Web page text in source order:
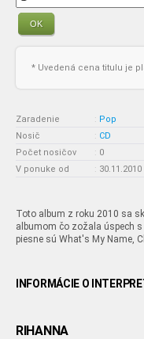
OK
* Uvedená cena titulu je
Zaradenie : Pop
Nosič
: CD
Počet nosičov
: 0
V ponuke od
: 30.11.2010
Toto album z roku 2010 sa
albumom čo zožala úspech
piesne sú What's My Name,
INFORMÁCIE O
RIHANNA